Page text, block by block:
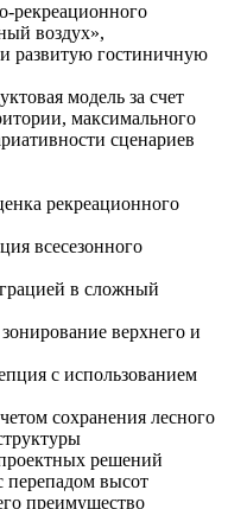
рекреационного
воздух»,
развитую гостиничную
модель за счет
максимального
сценариев
рекреационного
всесезонного
в сложный
верхнего и
с использованием
сохранения лесного
решений
перепадом высот
преимущество